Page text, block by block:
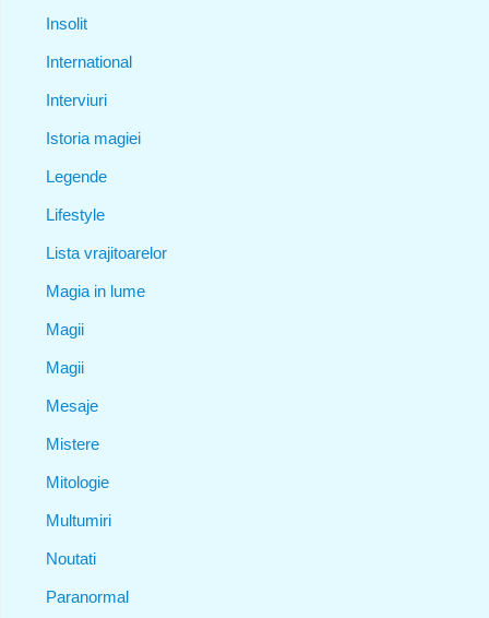
Insolit
International
Interviuri
Istoria magiei
Legende
Lifestyle
Lista vrajitoarelor
Magia in lume
Magii
Magii
Mesaje
Mistere
Mitologie
Multumiri
Noutati
Paranormal